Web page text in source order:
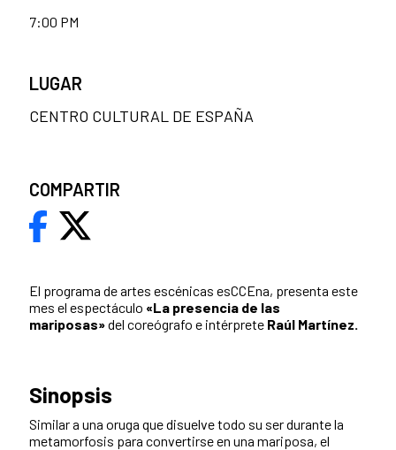
El programa de artes escénicas esCCEna, presenta este
mes el espectáculo «La presencia de las
mariposas»del coreógrafo e intérprete Raúl Martínez.
Sinopsis
Similar a una oruga que disuelve todo su ser durante la
metamorfosis para convertirse en una mariposa, el
7:00 PM
LUGAR
CENTRO CULTURAL DE ESPAÑA
COMPARTIR